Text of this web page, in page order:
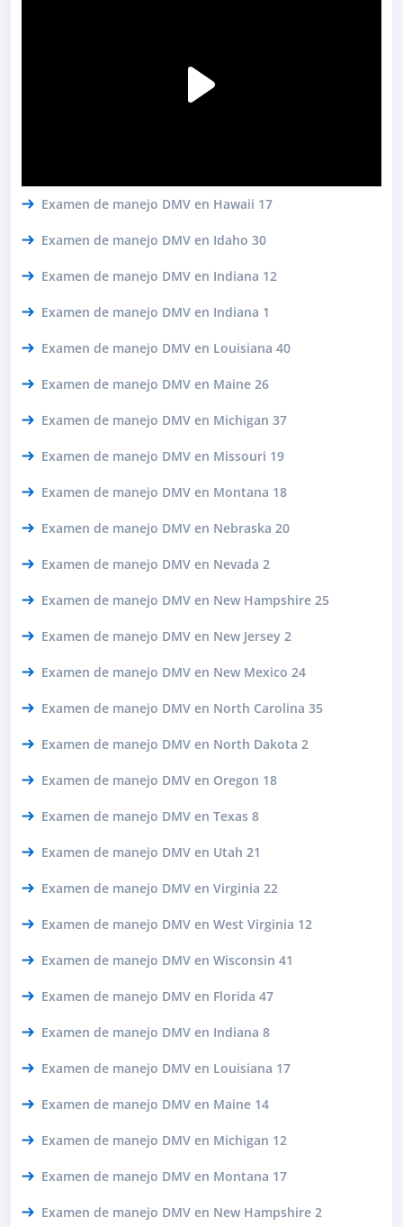
Examen de manejo DMV en Hawaii 17
Examen de manejo DMV en Idaho 30
Examen de manejo DMV en Indiana 12
Examen de manejo DMV en Indiana 1
Examen de manejo DMV en Louisiana 40
Examen de manejo DMV en Maine 26
Examen de manejo DMV en Michigan 37
Examen de manejo DMV en Missouri 19
Examen de manejo DMV en Montana 18
Examen de manejo DMV en Nebraska 20
Examen de manejo DMV en Nevada 2
Examen de manejo DMV en New Hampshire 25
Examen de manejo DMV en New Jersey 2
Examen de manejo DMV en New Mexico 24
Examen de manejo DMV en North Carolina 35
Examen de manejo DMV en North Dakota 2
Examen de manejo DMV en Oregon 18
Examen de manejo DMV en Texas 8
Examen de manejo DMV en Utah 21
Examen de manejo DMV en Virginia 22
Examen de manejo DMV en West Virginia 12
Examen de manejo DMV en Wisconsin 41
Examen de manejo DMV en Florida 47
Examen de manejo DMV en Indiana 8
Examen de manejo DMV en Louisiana 17
Examen de manejo DMV en Maine 14
Examen de manejo DMV en Michigan 12
Examen de manejo DMV en Montana 17
Examen de manejo DMV en New Hampshire 2